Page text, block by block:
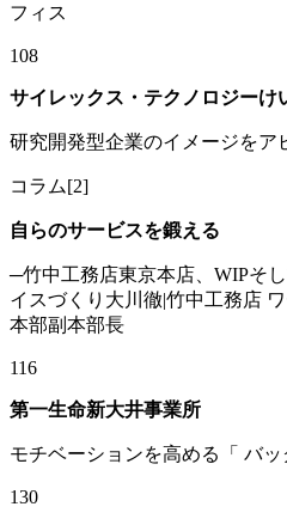
フィス
108
サイレックス・テクノロジーけ
研究開発型企業のイメージをア
コラム[2]
自らのサービスを鍛える
─竹中工務店東京本店、WIPそ
イスづくり大川徹|竹中工務店
本部副本部長
116
第一生命新大井事業所
モチベーションを高める「 バ
130